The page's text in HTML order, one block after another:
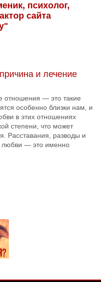
психолог,
сайта
и лечение
отношения — это такие
особенно близки нам, и
в этих отношениях
степени, что может
Расставания, разводы и
любви — это именно